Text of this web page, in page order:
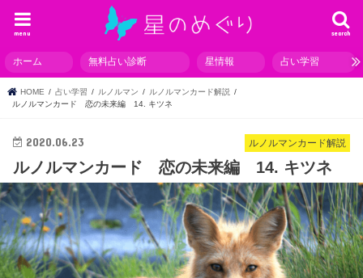
search
menu
ホーム 無料占い診断 星情報 占い学習
HOME 占い学習 ルノルマン
ルノルマンカード解説
ルノルマンカード 恋の未来編 14. キツネ
ルノルマンカード解説
2020.06.23
ルノルマンカード 恋の未来編 14. キツネ